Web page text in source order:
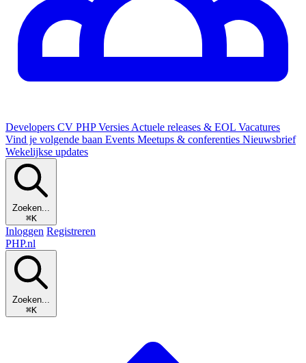
Developers CV PHP Versies Actuele releases & EOL Vacatures
Vind je volgende baan Events Meetups & conferenties Nieuwsbrief
Wekelijkse updates
Zoeken...
⌘K
Inloggen Registreren
PHP.nl
Zoeken...
⌘K